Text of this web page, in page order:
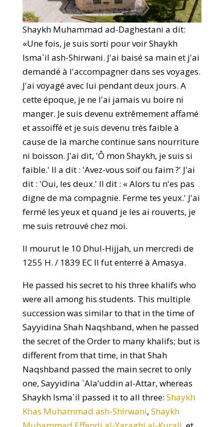
Shaykh Muhammad ad-Daghestani a dit:
«Une fois, je suis sorti pour voir Shaykh
Isma`il ash-Shirwani. J'ai baisé sa main et j'ai
demandé à l'accompagner dans ses voyages.
J'ai voyagé avec lui pendant deux jours. A
cette époque, je ne l'ai jamais vu boire ni
manger. Je suis devenu extrêmement affamé
et assoiffé et je suis devenu très faible à
cause de la marche continue sans nourriture
ni boisson. J'ai dit, 'Ô mon Shaykh, je suis si
faible.' Il a dit : 'Avez-vous soif ou faim ?' J'ai
dit : 'Oui, les deux.' Il dit : « Alors tu n'es pas
digne de ma compagnie. Ferme tes yeux.' J'ai
fermé les yeux et quand je les ai rouverts, je
me suis retrouvé chez moi.
Il mourut le 10 Dhul-Hijjah, un mercredi de
1255 H. / 1839 EC Il fut enterré à Amasya.
He passed his secret to his three khalifs who
were all among his students. This multiple
succession was similar to that in the time of
Sayyidina Shah Naqshband, when he passed
the secret of the Order to many khalifs; but is
different from that time, in that Shah
Naqshband passed the main secret to only
one, Sayyidina `Ala’uddin al-Attar, whereas
Shaykh Isma`il passed it to all three: Shaykh
Khas Muhammad ash-Shirwani, Shaykh